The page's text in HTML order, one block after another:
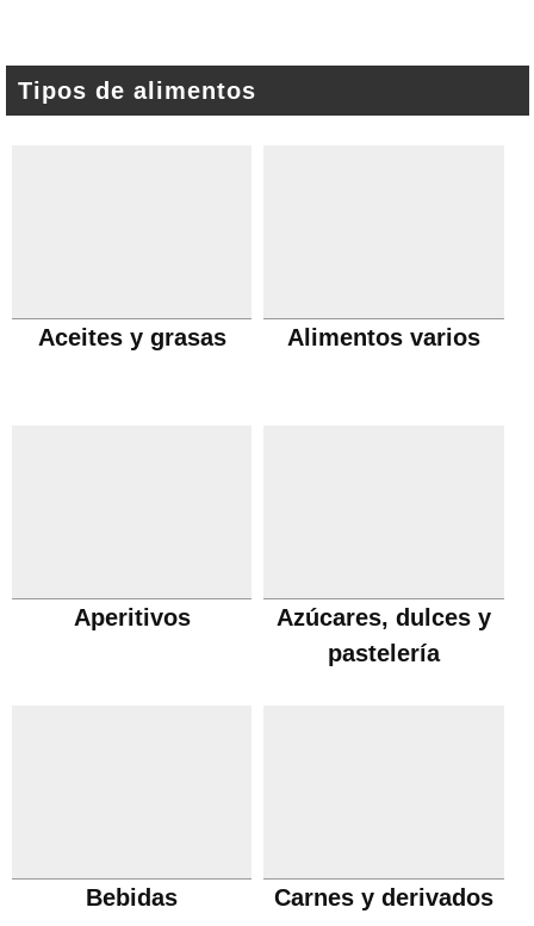
Tipos de alimentos
Aceites y grasas Alimentos varios
Aperitivos
Azúcares, dulces y
pastelería
Bebidas Carnes y derivados